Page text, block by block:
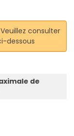
consulter
dessous
de